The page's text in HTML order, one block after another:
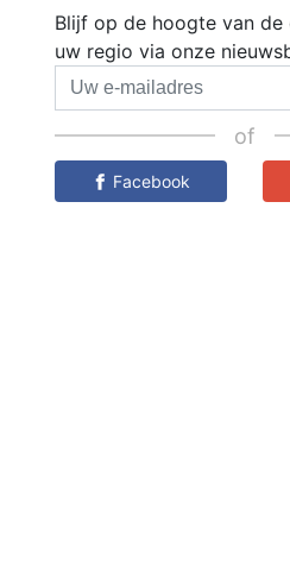
Blijf op de hoogte van de
uw regio via onze
of
Facebook